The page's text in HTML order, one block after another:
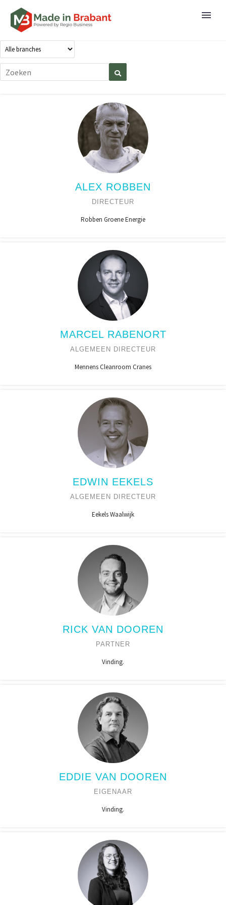
ALEX ROBBEN
DIRECTEUR
Robben Groene Energie
MARCEL RABENORT
ALGEMEEN DIRECTEUR
Mennens Cleanroom Cranes
EDWIN EEKELS
ALGEMEEN DIRECTEUR
Eekels Waalwijk
RICK VAN DOOREN
PARTNER
Vinding.
EDDIE VAN DOOREN
EIGENAAR
Vinding.